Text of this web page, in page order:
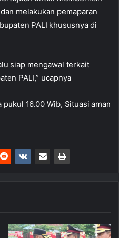
melakukan pemaparan
PALI khususnya di
siap mengawal terkait
PALI,” ucapnya
16.00 Wib, Situasi aman